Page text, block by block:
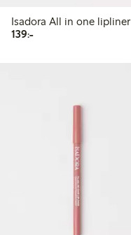
Isadora All in one lipliner
139:-139,00 kr